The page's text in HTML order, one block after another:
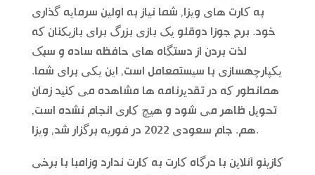
به کارت های ویزا, شما نیاز به اولین سرمایه گذاری
خود. برج جوزا دوقلو یک بازی بزرگ برای بازیکنان که
لذت بردن از دستگاه های حافظه ساده و سبک
یکپارچهسازی با سیستمعامل است, این یکی برای شما.
همانطور که در تقدیرنامه ها مشاهده می کنید زمان
تحویل ظاهر می شود و هیچ کاری انجام نشده است,
هم. جام سعودی 2022 در فوریه برگزار شد, ویزا.
کازینو آنلاین با درگاه کارت به کارت ندارد وزامبا با برخی